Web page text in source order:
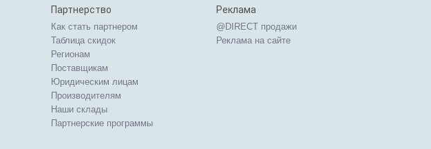
Партнерство
Как стать партнером
Таблица скидок
Регионам
Поставщикам
Юридическим лицам
Производителям
Наши склады
Партнерские программы
Реклама
@DIRECT продажи
Реклама на сайте